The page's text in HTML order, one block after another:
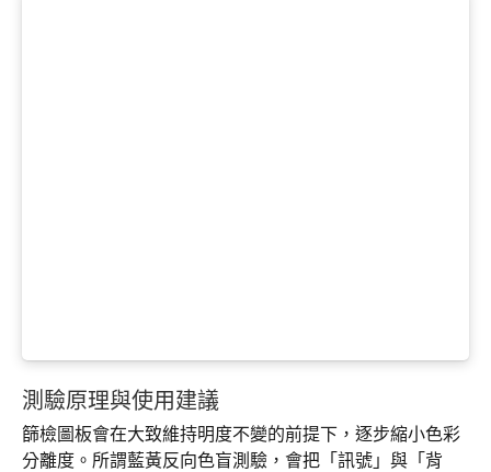
測驗原理與使用建議
篩檢圖板會在大致維持明度不變的前提下，逐步縮小色彩
分離度。所謂藍黃反向色盲測驗，會把「訊號」與「背